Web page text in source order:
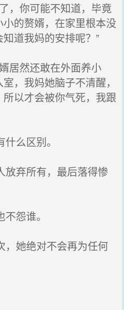
，你可能不知道，毕竟
的赘婿，在家里根本没
道我妈的安排呢？”
居然还敢在外面养小
，我妈她脑子不清醒，
以才会被你气死，我跟
么区别。
弃所有，最后落得惨
怨谁。
她绝对不会再为任何